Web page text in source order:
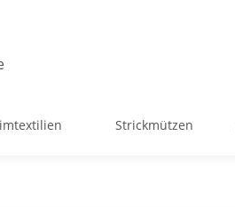
Strickmützen